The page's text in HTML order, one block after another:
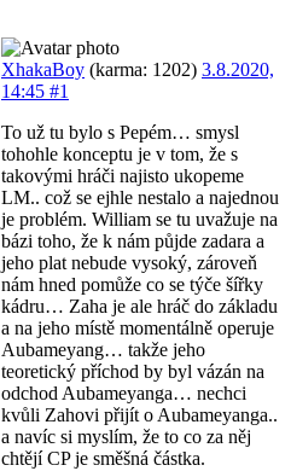
XhakaBoy (karma: 1202) 3.8.2020,
14:45 #1
To už tu bylo s Pepém… smysl
tohohle konceptu je v tom, že s
takovými hráči najisto ukopeme
LM.. což se ejhle nestalo a najednou
je problém. William se tu uvažuje na
bázi toho, že k nám půjde zadara a
jeho plat nebude vysoký, zároveň
nám hned pomůže co se týče šířky
kádru… Zaha je ale hráč do základu
a na jeho místě momentálně operuje
Aubameyang… takže jeho
teoretický příchod by byl vázán na
odchod Aubameyanga… nechci
kvůli Zahovi přijít o Aubameyanga..
a navíc si myslím, že to co za něj
chtějí CP je směšná částka.